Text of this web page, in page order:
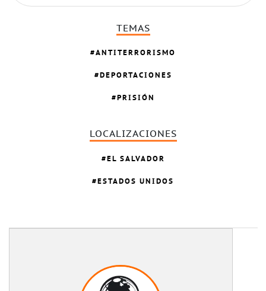
TEMAS
ANTITERRORISMO
DEPORTACIONES
PRISIÓN
LOCALIZACIONES
EL SALVADOR
ESTADOS UNIDOS